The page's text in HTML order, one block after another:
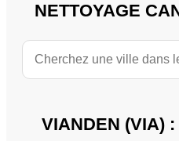
NETTOYAGE
VIANDEN (VIA)